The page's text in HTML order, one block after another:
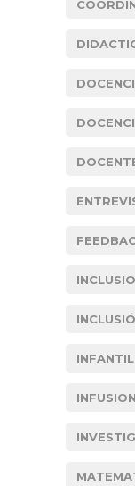
INFANTIL
INFUSION